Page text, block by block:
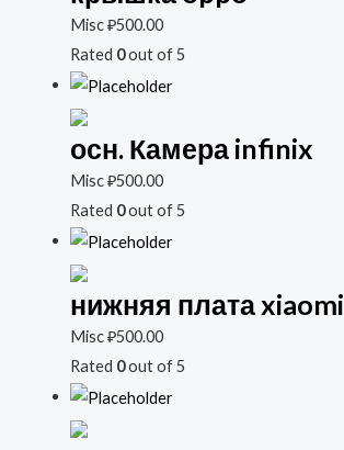
Misc₽500.00
Rated 0out of 5
осн. Камера infinix
Misc₽500.00
Rated 0out of 5
нижняя плата xiaomi
Misc₽500.00
Rated 0out of 5